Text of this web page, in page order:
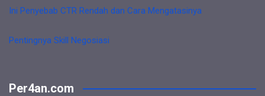
Ini Penyebab CTR Rendah dan Cara Mengatasinya
Pentingnya Skill Negosiasi
Per4an.com